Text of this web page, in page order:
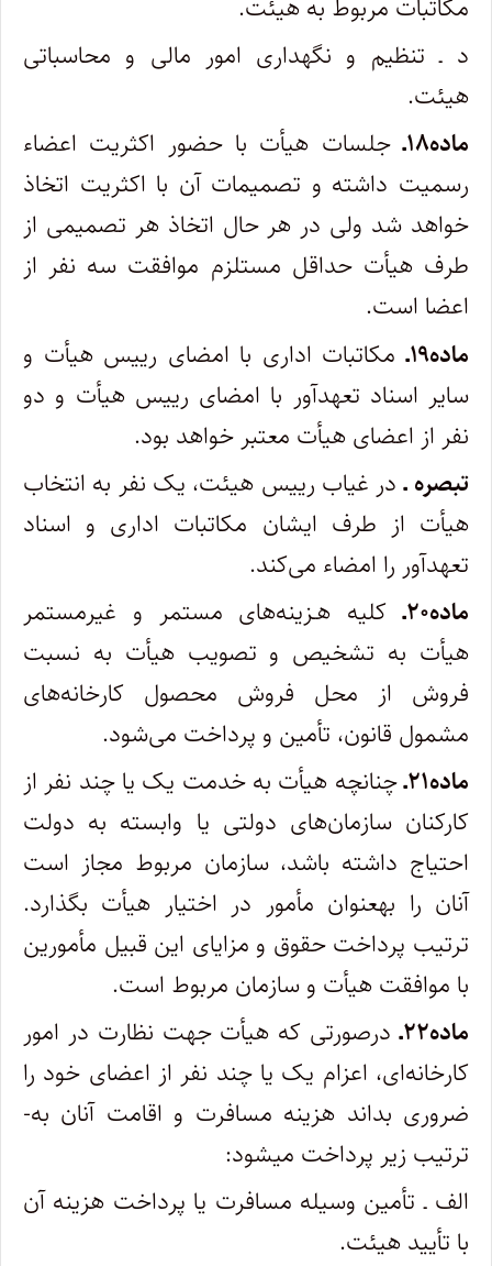
مکاتبات مربوط به‌ هیئت.
د ـ تنظیم و نگهداری امور مالی و محاسباتی
هیئت.
ماده۱۸ـ
جلسات هیأت با حضور اکثریت اعضاء
رسمیت داشته و تصمیمات آن با اکثریت اتخاذ
خواهد شد ولی در هر حال اتخاذ هر تصمیمی از
طرف هیأت حداقل مستلزم موافقت سه نفر از
اعضا است.
ماده۱۹ـ
مکاتبات اداری با امضای رییس هیأت و
سایر اسناد تعهدآور با امضای رییس هیأت و دو
نفر از اعضای هیأت معتبر خواهد بود.
تبصره ـدر غیاب رییس هیئت، یک نفر به انتخاب
هیأت از طرف ایشان مکاتبات اداری و اسناد
تعهدآور را امضاء می‌کند.
ماده۲۰ـ
کلیه هـزینه‌های مستمر و غیرمستمر
هیأت به تشخیص و تصویب هیأت به نسبت
فروش از محل فروش محصول کارخانه‌های
مشمول قانون، تأمین و پرداخت می‌شود.
ماده۲۱ـ
چنانچه هیأت به خدمت یک یا چند نفر از
کارکنان سازمان­‌های دولتی یا وابسته به دولت
احتیاج داشته باشد، سازمان مربوط مجاز است
آنان را به­عنوان مأمور در اختیار هیأت بگذارد.
ترتیب پرداخت حقوق و مزایای این قبیل مأمورین
با موافقت هیأت و سازمان مربوط است.
ماده۲۲ـ
درصورتی که هیأت جهت نظارت در امور
کارخانه‌ای، اعزام یک یا چند نفر از اعضای خود را
ضروری بداند هزینه مسافرت و اقامت آنان به­
ترتیب زیر پرداخت می­شود:
الف ـ تأمین وسیله مسافرت یا پرداخت هزینه آن
با تأیید هیئت.